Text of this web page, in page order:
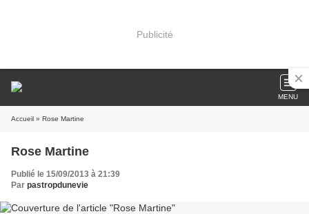
Publicité
MENU
Accueil » Rose Martine
Rose Martine
Publié le 15/09/2013 à 21:39
Par pastropdunevie